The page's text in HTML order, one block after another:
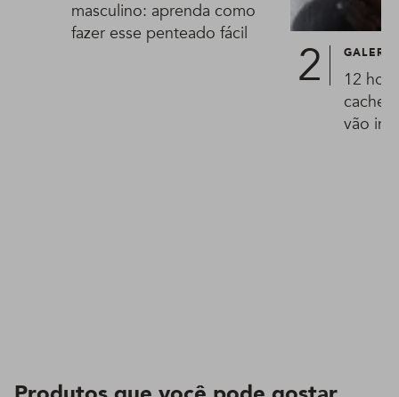
masculino: aprenda como
fazer esse penteado fácil
GALERIA
12
vão